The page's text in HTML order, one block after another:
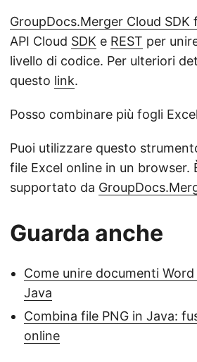
GroupDocs.Merger Cloud SDK
API Cloud SDK e REST per
livello di codice. Per ulteriori
questo link.
Posso combinare più fogli
Puoi utilizzare questo
file Excel online in un browser.
supportato da
Guarda anche
Come unire documenti Word
Java
Combina file PNG in Java:
online